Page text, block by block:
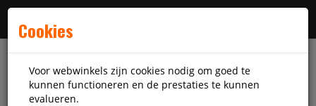
Cookies
Voor webwinkels zijn cookies nodig om goed te
kunnen functioneren en de prestaties te kunnen
evalueren.